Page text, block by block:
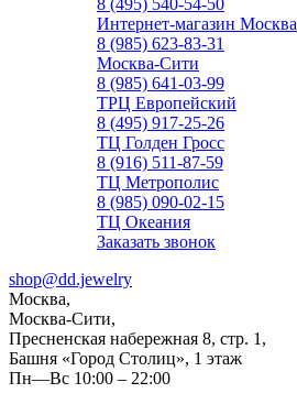
8 (495) 540-54-50
Интернет-магазин Москва
8 (985) 623-83-31
Москва-Сити
8 (985) 641-03-99
ТРЦ Европейский
8 (495) 917-25-26
ТЦ Голден Гросс
8 (916) 511-87-59
ТЦ Метрополис
8 (985) 090-02-15
ТЦ Океания
Заказать звонок
shop@dd.jewelry
Москва,
Москва-Сити,
Пресненская набережная 8, стр. 1,
Башня «Город Столиц», 1 этаж
Пн—Вс 10:00 – 22:00